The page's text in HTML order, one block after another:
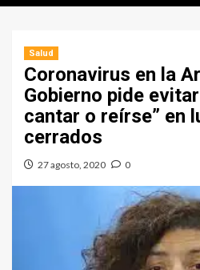
Salud
Coronavirus en la
Gobierno pide
cantar o reírse” en
cerrados
27 agosto, 2020 0